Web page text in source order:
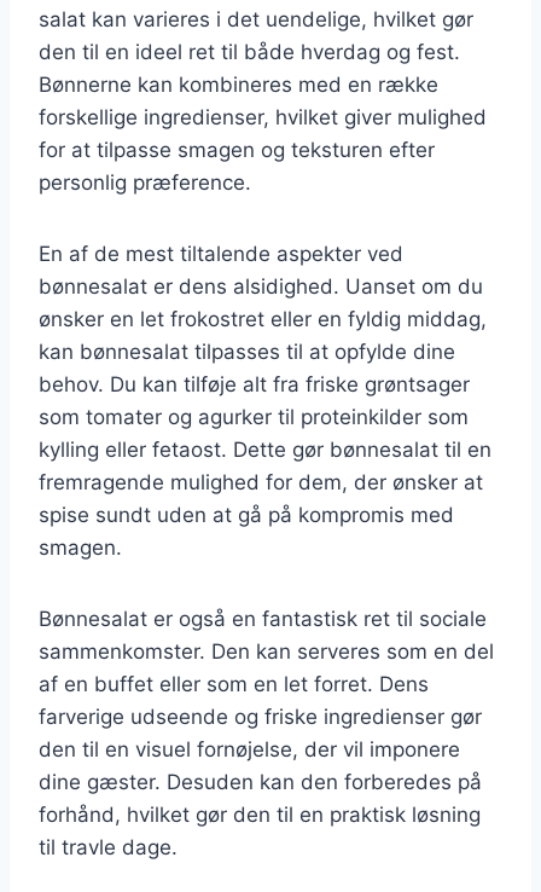
salat kan varieres i det uendelige, hvilket gør
den til en ideel ret til både hverdag og fest.
Bønnerne kan kombineres med en række
forskellige ingredienser, hvilket giver mulighed
for at tilpasse smagen og teksturen efter
personlig præference.
En af de mest tiltalende aspekter ved
bønnesalat er dens alsidighed. Uanset om du
ønsker en let frokostret eller en fyldig middag,
kan bønnesalat tilpasses til at opfylde dine
behov. Du kan tilføje alt fra friske grøntsager
som tomater og agurker til proteinkilder som
kylling eller fetaost. Dette gør bønnesalat til en
fremragende mulighed for dem, der ønsker at
spise sundt uden at gå på kompromis med
smagen.
Bønnesalat er også en fantastisk ret til sociale
sammenkomster. Den kan serveres som en del
af en buffet eller som en let forret. Dens
farverige udseende og friske ingredienser gør
den til en visuel fornøjelse, der vil imponere
dine gæster. Desuden kan den forberedes på
forhånd, hvilket gør den til en praktisk løsning
til travle dage.